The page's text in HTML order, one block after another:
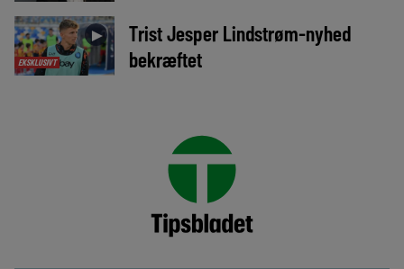
EKSKLUSIVT
►
Trist Jesper Lindstrøm-nyhed
bekræftet